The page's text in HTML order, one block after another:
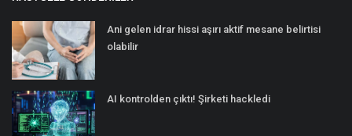
Ani gelen idrar hissi aşırı aktif mesane belirtisi
olabilir
AI kontrolden çıktı! Şirketi hackledi